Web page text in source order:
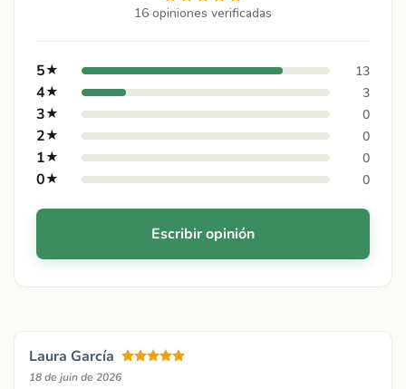
16 opiniones verificadas
5★ 13
4★ 3
3★ 0
2★ 0
1★ 0
0★ 0
Escribir opinión
Laura García
18 de juin de 2026